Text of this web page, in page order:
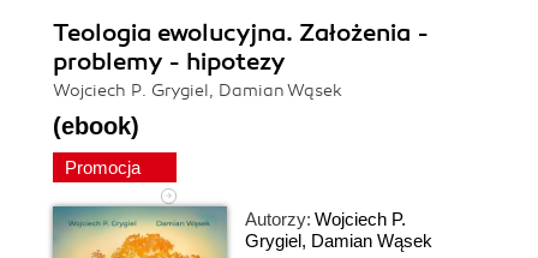
Teologia ewolucyjna. Założenia -
problemy - hipotezy
Wojciech P. Grygiel, Damian Wąsek
(ebook)
Promocja
Autorzy: Wojciech P.
Grygiel, Damian Wąsek